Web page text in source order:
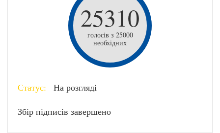
25310
голосів з 25000
необхідних
Статус: На розгляді
Збір підписів завершено